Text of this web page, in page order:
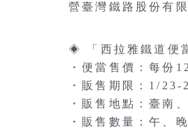
營臺灣鐵路股份有
◈ 「西拉雅鐵道便
・便當售價：每份
・販售期限：1/23-
・販售地點：臺南
・販售數量：午、